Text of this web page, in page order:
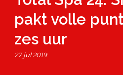
pakt volle
zes uur
27 jul 2019